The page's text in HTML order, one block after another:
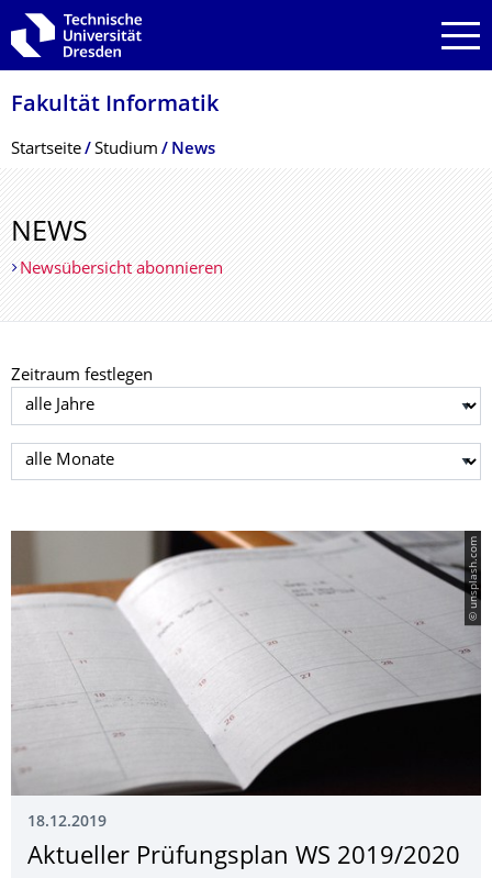
Zur Hauptnavigation springen
Zur Suche springen
Zum Inhalt springen
Fakultät Informatik
Breadcrumb-Menü
Startseite Studium News
NEWS
Newsübersicht abonnieren
Zeitraum festlegen
Jahr auswählen
Monat auswählen
© unsplash.com
18.12.2019
Aktueller Prüfungsplan WS 2019/2020